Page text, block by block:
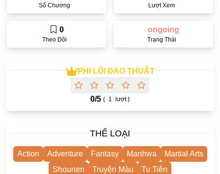
One Shot
Truyện Scan
Showbiz
#Âu Cổ
PHI LÔI ĐAO THUẬT
0/5 ( 1 lượt )
Số Chương Lượt Xem
Theo Dõi
0
Trạng Thái
ongoing
THỂ LOẠI
Action Adventure Fantasy Manhwa
Martial Arts
Shounen
Truyện Màu Tu Tiên